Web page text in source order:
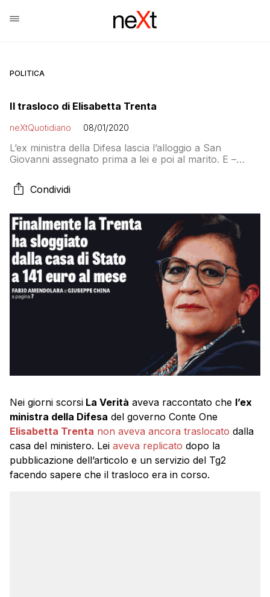
POLITICA
Il trasloco di Elisabetta Trenta
neXtQuotidiano 08/01/2020
L’ex ministra della Difesa lascia l’alloggio a San
Giovanni assegnato prima a lei e poi al marito. E –
Condividi
Nei giorni scorsi La Verità aveva raccontato che l’ex
ministra della Difesa del governo Conte One
Elisabetta Trenta non aveva ancora traslocato dalla
casa del ministero. Lei aveva replicato dopo la
pubblicazione dell’articolo e un servizio del Tg2
facendo sapere che il trasloco era in corso.